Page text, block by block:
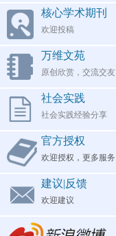
核心学术期刊
欢迎投稿
万维文苑
原创欣赏，交流交友
社会实践
社会实践经验分享
官方授权
欢迎授权，更多服务
建议|反馈
欢迎建议